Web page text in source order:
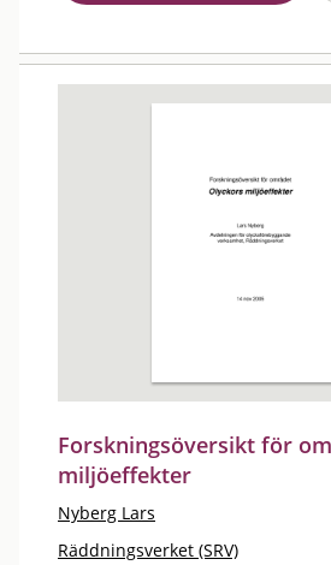
Forskningsöversikt för
miljöeffekter
Nyberg Lars
Räddningsverket (SRV)